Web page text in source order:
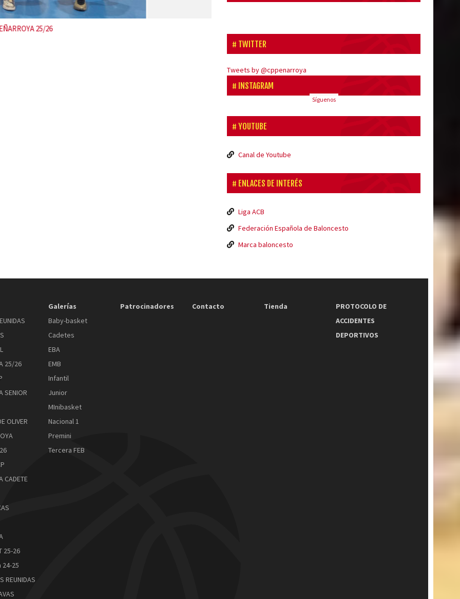
MINIBASKET 24-25
TWITTER
Tweets by @cppenarroya
INSTAGRAM
Síguenos
YOUTUBE
Canal de Youtube
ENLACES DE INTERÉS
Liga ACB
Federación Española de Baloncesto
Marca baloncesto
25/26
SENIOR
OLIVER
CADETE
25-26
25
REUNIDAS
Galerías
Baby-basket
Cadetes
EBA
EMB
Infantil
Junior
MInibasket
Nacional 1
Premini
Tercera FEB
Patrocinadores Contacto Tienda
PROTOCOLO DE
ACCIDENTES
DEPORTIVOS